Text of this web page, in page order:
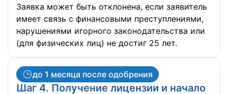
Заявка может быть отклонена, если заявитель
имеет связь с финансовыми преступлениями,
нарушениями игорного законодательства или
(для физических лиц) не достиг 25 лет.
Шаг 4. Получение лицензии и начало
до 1 месяца после одобрения